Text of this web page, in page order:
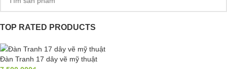
TOP RATED PRODUCTS
Đàn Tranh 17 dây vẽ mỹ thuật